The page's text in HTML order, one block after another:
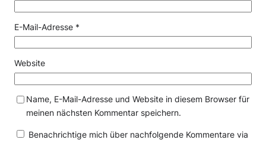
E-Mail-Adresse *
Website
Name, E-Mail-Adresse und Website in diesem Browser für
meinen nächsten Kommentar speichern.
Benachrichtige mich über nachfolgende Kommentare via